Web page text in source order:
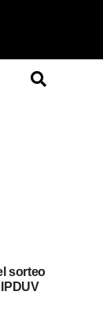
sorteo